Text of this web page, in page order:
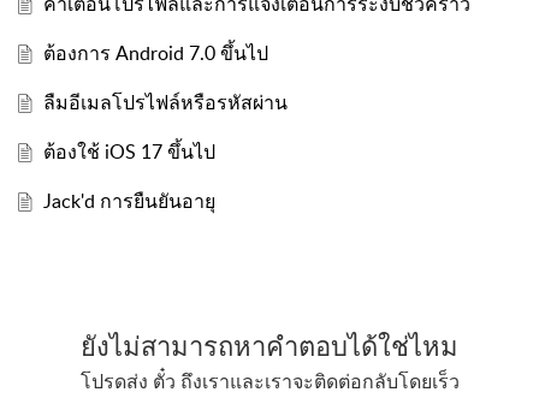
ต้องการ Android 7.0 ขึ้นไป
ลืมอีเมลโปรไฟล์หรือรหัสผ่าน
ต้องใช้ iOS 17 ขึ้นไป
Jack'd การยืนยันอายุ
ยังไม่สามารถหาคำตอบได้ใช่ไหม
โปรดส่ง ตั๋ว ถึงเราและเราจะติดต่อกลับโดยเร็ว